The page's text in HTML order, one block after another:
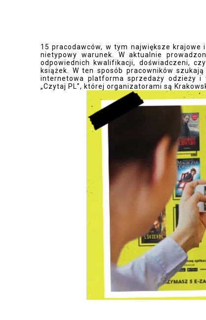
15 pracodawców, w tym największe
nietypowy warunek. W aktualnie
odpowiednich kwalifikacji, doświadczeni,
książek. W ten sposób pracowników
internetowa platforma sprzedaży odzieży i
„Czytaj PL”, której organizatorami są